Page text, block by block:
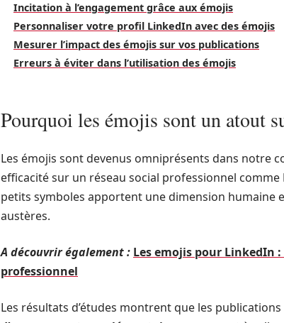
Incitation à l’engagement grâce aux émojis
Personnaliser votre profil LinkedIn avec des émojis
Mesurer l’impact des émojis sur vos publications
Erreurs à éviter dans l’utilisation des émojis
Pourquoi les émojis sont un atout
Les émojis sont devenus omniprésents dans notre
efficacité sur un réseau social professionnel comme
petits symboles apportent une dimension humaine
austères.
A découvrir également : Les emojis pour LinkedIn
professionnel
Les résultats d’études montrent que les